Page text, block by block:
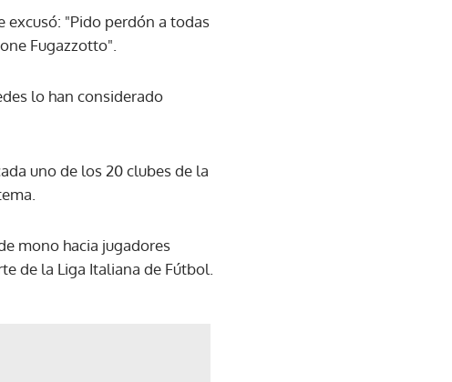
excusó: "Pido perdón a todas
Fugazzotto".
lo han considerado
uno de los 20 clubes de la
mono hacia jugadores
de la Liga Italiana de Fútbol.